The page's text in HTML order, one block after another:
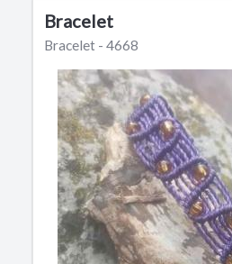
Bracelet
Bracelet - 4668